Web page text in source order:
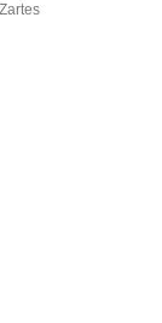
Zartes